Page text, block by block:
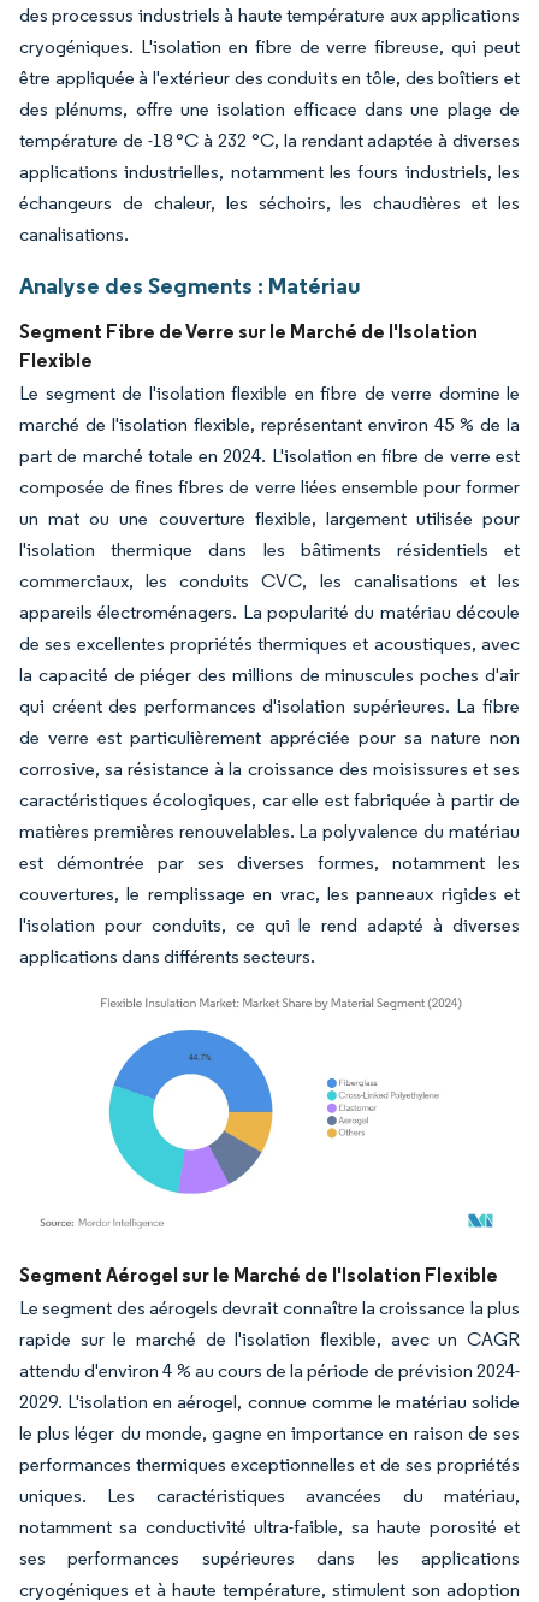
des processus industriels à haute température aux applications
cryogéniques. L'isolation en fibre de verre fibreuse, qui peut
être appliquée à l'extérieur des conduits en tôle, des boîtiers et
des plénums, offre une isolation efficace dans une plage de
température de -18 °C à 232 °C, la rendant adaptée à diverses
applications industrielles, notamment les fours industriels, les
échangeurs de chaleur, les séchoirs, les chaudières et les
canalisations.
Analyse des Segments : Matériau
Segment Fibre de Verre sur le Marché de l'Isolation
Flexible
Le segment de l'isolation flexible en fibre de verre domine le
marché de l'isolation flexible, représentant environ 45 % de la
part de marché totale en 2024. L'isolation en fibre de verre est
composée de fines fibres de verre liées ensemble pour former
un mat ou une couverture flexible, largement utilisée pour
l'isolation thermique dans les bâtiments résidentiels et
commerciaux, les conduits CVC, les canalisations et les
appareils électroménagers. La popularité du matériau découle
de ses excellentes propriétés thermiques et acoustiques, avec
la capacité de piéger des millions de minuscules poches d'air
qui créent des performances d'isolation supérieures. La fibre
de verre est particulièrement appréciée pour sa nature non
corrosive, sa résistance à la croissance des moisissures et ses
caractéristiques écologiques, car elle est fabriquée à partir de
matières premières renouvelables. La polyvalence du matériau
est démontrée par ses diverses formes, notamment les
couvertures, le remplissage en vrac, les panneaux rigides et
l'isolation pour conduits, ce qui le rend adapté à diverses
applications dans différents secteurs.
Image © Mordor Intelligence. La réutilisation nécessite une attribution sous CC BY
Segment Aérogel sur le Marché de l'Isolation Flexible
Le segment des aérogels devrait connaître la croissance la plus
rapide sur le marché de l'isolation flexible, avec un CAGR
attendu d'environ 4 % au cours de la période de prévision 2024-
2029. L'isolation en aérogel, connue comme le matériau solide
le plus léger du monde, gagne en importance en raison de ses
performances thermiques exceptionnelles et de ses propriétés
uniques. Les caractéristiques avancées du matériau,
notamment sa conductivité ultra-faible, sa haute porosité et
ses performances supérieures dans les applications
cryogéniques et à haute température, stimulent son adoption